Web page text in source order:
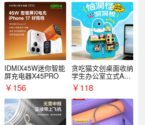
IDMIX45W迷你智能
屏充电器X45PRO
￥156
贪吃猫文创桌面收纳
学生办公室立式A款
置物架洞洞板
￥118